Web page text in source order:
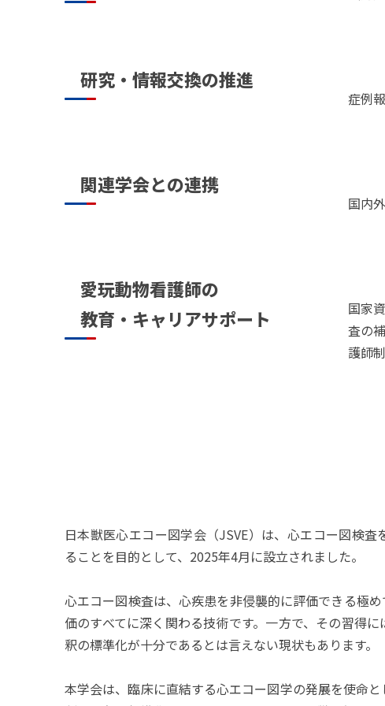
研究・情報交換の推進
症例
関連学会との連携
国内
愛玩動物看護師の
教育・キャリアサポート
国家
査の
護師
日本獣医心エコー図学会（JSVE）は、心エコー図検
ることを目的として、2025年4月に設立されました。
心エコー図検査は、心疾患を非侵襲的に評価できる極
価のすべてに深く関わる技術です。一方で、その習得
釈の標準化が十分であるとは言えない現状もあります。
本学会は、臨床に直結する心エコー図学の発展を使命